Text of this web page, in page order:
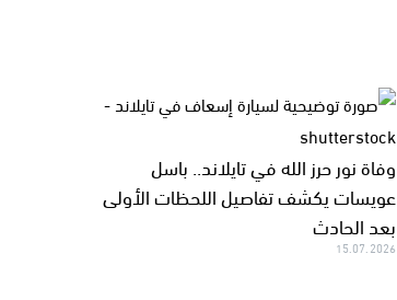
وفاة نور حرز الله في تايلاند.. باسل
عويسات يكشف تفاصيل اللحظات الأولى
بعد الحادث
15.07.2026